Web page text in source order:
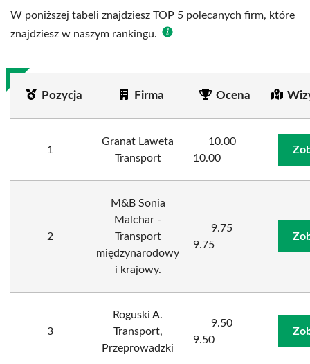
W poniższej tabeli znajdziesz TOP 5 polecanych firm, które
znajdziesz w naszym rankingu.
Pozycja Firma Ocena
1
Granat Laweta
Transport
10.00
10.00
2
M&B Sonia
Malchar -
Transport
międzynarodowy
i krajowy.
9.75
9.75
3
Roguski A.
Transport,
Przeprowadzki
9.50
9.50